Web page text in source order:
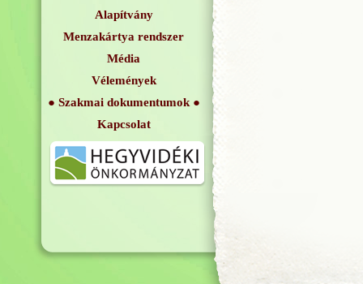
Alapítvány
Menzakártya rendszer
Média
Vélemények
Szakmai dokumentumok
Kapcsolat